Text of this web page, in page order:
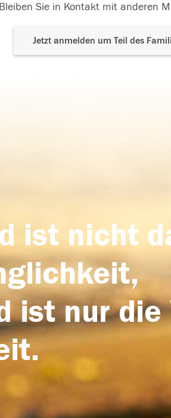
Sie in Kontakt mit anderen
Jetzt anmelden um Teil des
ist nicht
ist nur